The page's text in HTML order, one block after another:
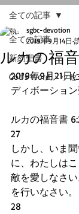
全ての記事
新約聖書
God's Word メッ
全ての記事
ルカの福
sgbc-devotion
2019年9月14日
2019年9月21日(
ディボーショ
ルカの福音書
27
しかし、いま
に、わたしは
敵を愛しなさ
を行いなさい。
28